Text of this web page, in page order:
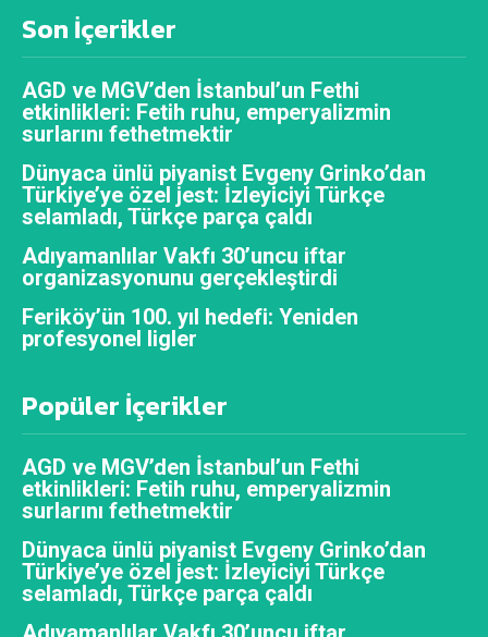
Son İçerikler
AGD ve MGV’den İstanbul’un Fethi
etkinlikleri: Fetih ruhu, emperyalizmin
surlarını fethetmektir
Dünyaca ünlü piyanist Evgeny Grinko’dan
Türkiye’ye özel jest: İzleyiciyi Türkçe
selamladı, Türkçe parça çaldı
Adıyamanlılar Vakfı 30’uncu iftar
organizasyonunu gerçekleştirdi
Feriköy’ün 100. yıl hedefi: Yeniden
profesyonel ligler
Popüler İçerikler
AGD ve MGV’den İstanbul’un Fethi
etkinlikleri: Fetih ruhu, emperyalizmin
surlarını fethetmektir
Dünyaca ünlü piyanist Evgeny Grinko’dan
Türkiye’ye özel jest: İzleyiciyi Türkçe
selamladı, Türkçe parça çaldı